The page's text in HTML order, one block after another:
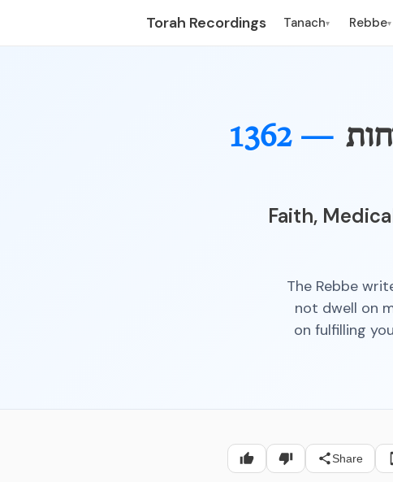
Torah Recordings Tanach▾ Rebbe▾
1362 —
Faith,
The Rebbe
not dwell on
on fulfilling
Share